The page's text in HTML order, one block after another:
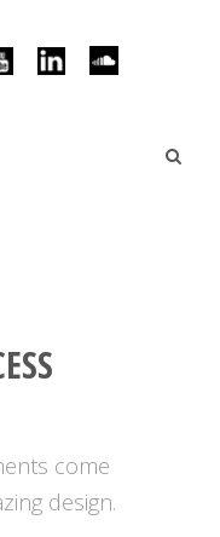
come
design.